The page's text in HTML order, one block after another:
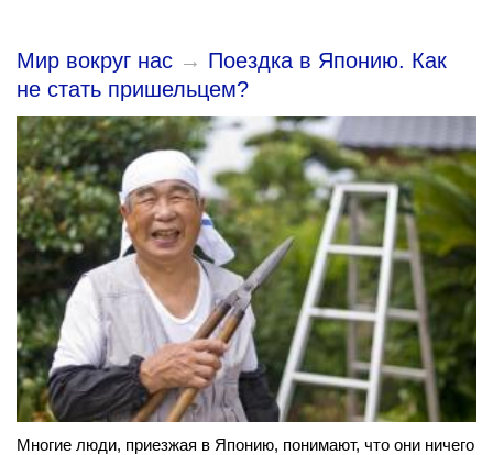
Мир вокруг нас → Поездка в Японию. Как
не стать пришельцем?
Многие люди, приезжая в Японию, понимают, что они ничего